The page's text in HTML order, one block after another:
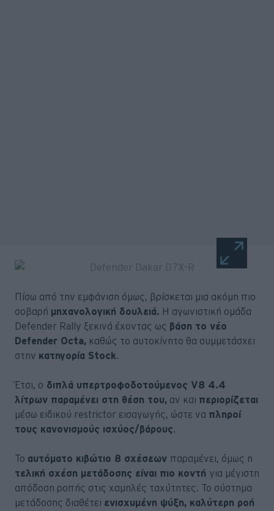
Πίσω από την εμφάνιση όμως, βρίσκεται μια ακόμη πιο
σοβαρή μηχανολογική δουλειά. Η αγωνιστική ομάδα
Defender Rally ξεκινά έχοντας ως βάση το νέο
Defender Octa, καθώς το αυτοκίνητο θα συμμετάσχει
στην κατηγορία Stock.
Έτσι, ο διπλά υπερτροφοδοτούμενος V8 4.4
λίτρων παραμένει στη θέση του, αν και περιορίζεται
μέσω ειδικού restrictor εισαγωγής, ώστε να πληροί
τους κανονισμούς ισχύος/βάρους.
Το αυτόματο κιβώτιο 8 σχέσεων παραμένει, όμως η
τελική σχέση μετάδοσης είναι πιο κοντή για μέγιστη
απόδοση ροπής στις χαμηλές ταχύτητες. Το σύστημα
μετάδοσης διαθέτει ενισχυμένη ψύξη, καλύτερη ροή